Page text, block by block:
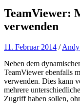
TeamViewer:
verwenden
11. Februar 2014 /Andy
Neben dem
TeamViewer ebenfalls
verwenden. Dies kann
mehrere
Zugriff haben sollen,